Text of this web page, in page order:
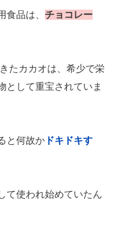
食品は、 チョコレー
たカカオは、希少で栄
として重宝されていま
と何故か ドキドキす
て使われ始めていたん